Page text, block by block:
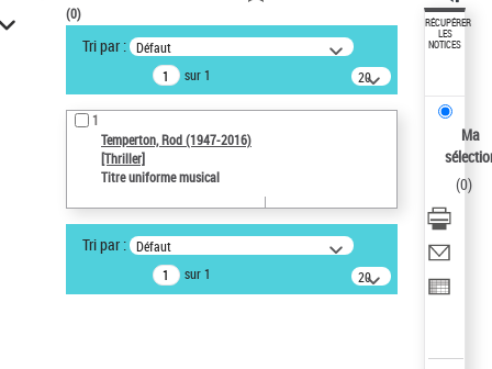
VOTRE RECHERCHE
Recherche avancée dans les
notices d’autorité
Œuvres liées à l'auteur :
Temperton, Rod (1947-2016)
Auteur d’œuvre
ne s'applique pas
Type de notice d'autorité
(0)
Tri par : Défaut
sur 1
20
résultats/page
1
Temperton, Rod (1947-2016)
[Thriller]
Titre uniforme musical
Tri par : Défaut
sur 1
20
résultats/page
RÉCUPÉRER
LES
NOTICES
Ma
(0)